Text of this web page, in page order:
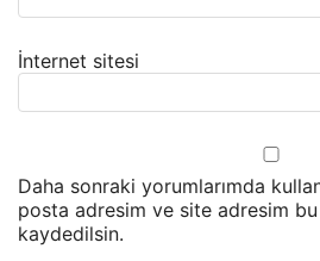
İnternet sitesi
Daha sonraki yorumlarımda
posta adresim ve site adresim bu
kaydedilsin.